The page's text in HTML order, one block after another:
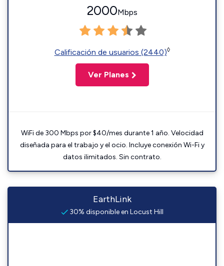
2000Mbps
Calificación de usuarios (2440)◊
Ver Planes
WiFi de 300 Mbps por $40/mes durante 1 año. Velocidad
diseñada para el trabajo y el ocio. Incluye conexión Wi-Fi y
datos ilimitados. Sin contrato.
EarthLink
30% disponible en Locust Hill